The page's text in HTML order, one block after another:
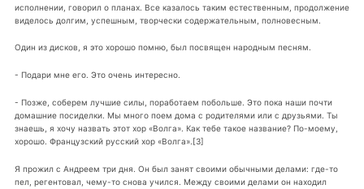
исполнении, говорил о планах. Все казалось таким естественным, продолжение
виделось долгим, успешным, творчески содержательным, полновесным.
Один из дисков, я это хорошо помню, был посвящен народным песням.
- Подари мне его. Это очень интересно.
- Позже, соберем лучшие силы, поработаем побольше. Это пока наши почти
домашние посиделки. Мы много поем дома с родителями или с друзьями. Ты
знаешь, я хочу назвать этот хор «Волга». Как тебе такое название? По-моему,
хорошо. Французский русский хор «Волга».[3]
Я прожил с Андреем три дня. Он был занят своими обычными делами: где-то
пел, регентовал, чему-то снова учился. Между своими делами он находил